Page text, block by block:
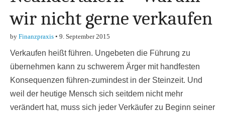
wir nicht gerne verkaufen
by Finanzpraxis • 9. September 2015
Verkaufen heißt führen. Ungebeten die Führung zu
übernehmen kann zu schwerem Ärger mit handfesten
Konsequenzen führen-zumindest in der Steinzeit. Und
weil der heutige Mensch sich seitdem nicht mehr
verändert hat, muss sich jeder Verkäufer zu Beginn seiner